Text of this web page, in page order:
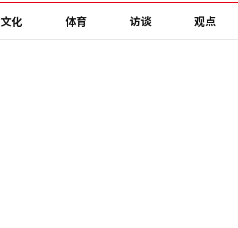
文化 体育 访谈 观点